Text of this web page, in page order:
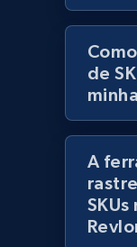
Best Buy
products
URL, Product
Currency,
Lowes.com
de
A